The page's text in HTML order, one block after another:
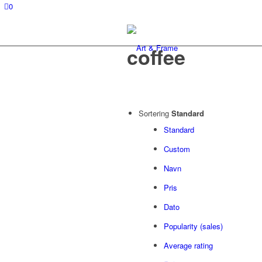
0
coffee
Sortering Standard
Standard
Custom
Navn
Pris
Dato
Popularity (sales)
Average rating